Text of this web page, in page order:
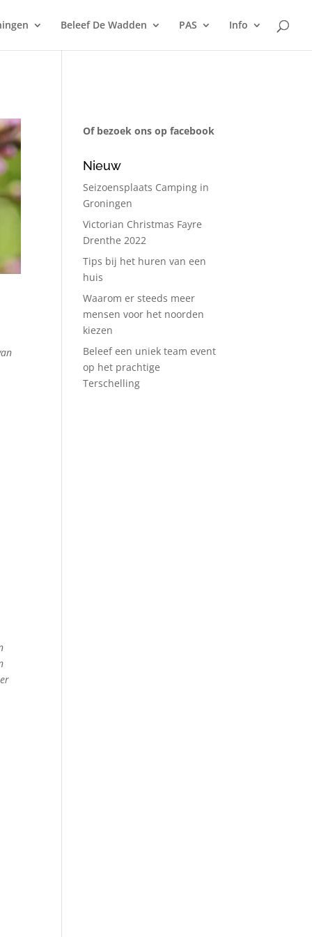
Beleef De Wadden PAS Info
Of bezoek ons op facebook
Nieuw
Seizoensplaats Camping in
Groningen
Victorian Christmas Fayre
Drenthe 2022
Tips bij het huren van een
huis
Waarom er steeds meer
mensen voor het noorden
kiezen
Beleef een uniek team event
op het prachtige
Terschelling